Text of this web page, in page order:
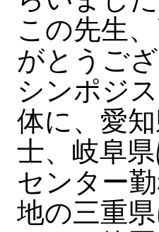
この先生
がとうご
シンポジ
体に、愛
士、岐阜
センター
地の三重